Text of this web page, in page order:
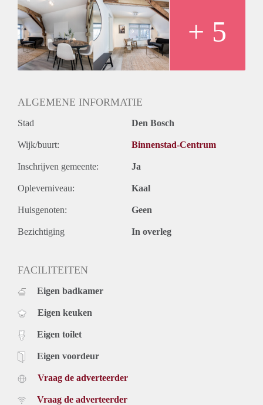
Ideal for one or two occupants, these apartments feature a
beautiful open kitchen and dining area, comfortable living
and working space, and a double bed to relax at the end of a
long day. The apartments can be rented to expats for a
maximum of 6 months.
+ 5
ALGEMENE INFORMATIE
Stad Den Bosch
Wijk/buurt: Binnenstad-Centrum
Inschrijven gemeente: Ja
Opleverniveau: Kaal
Huisgenoten: Geen
Bezichtiging In overleg
FACILITEITEN
Eigen badkamer
Eigen keuken
Eigen toilet
Eigen voordeur
Vraag de adverteerder
Vraag de adverteerder